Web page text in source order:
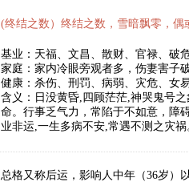
(终结之数）终结之数，雪暗飘零，偶
基业：天福、文昌、散财、官禄、破
家庭：家内冷眼旁观者多，伤妻害子
健康：杀伤、刑罚、病弱、灾危、女
含义：日没黄昏,四顾茫茫,神哭鬼号
命。行事乏气力，常陷于不如意，障
业非运,一生多病不安,常遇不测之灾
总格又称后运，影响人中年（36岁）